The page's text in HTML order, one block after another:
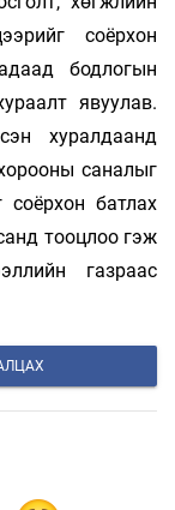
соёрхон
бодлогын
явуулав.
хуралдаанд
саналыг
батлах
тооцлоо гэж
газраас